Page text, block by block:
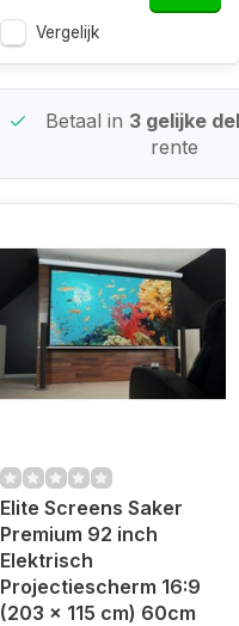
Vergelijk
Betaal in 3 gelijke
rente
Elite Screens Saker
Premium 92 inch
Elektrisch
Projectiescherm 16:9
(203 x 115 cm) 60cm